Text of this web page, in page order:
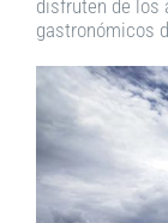
disfruten de los
gastronómicos